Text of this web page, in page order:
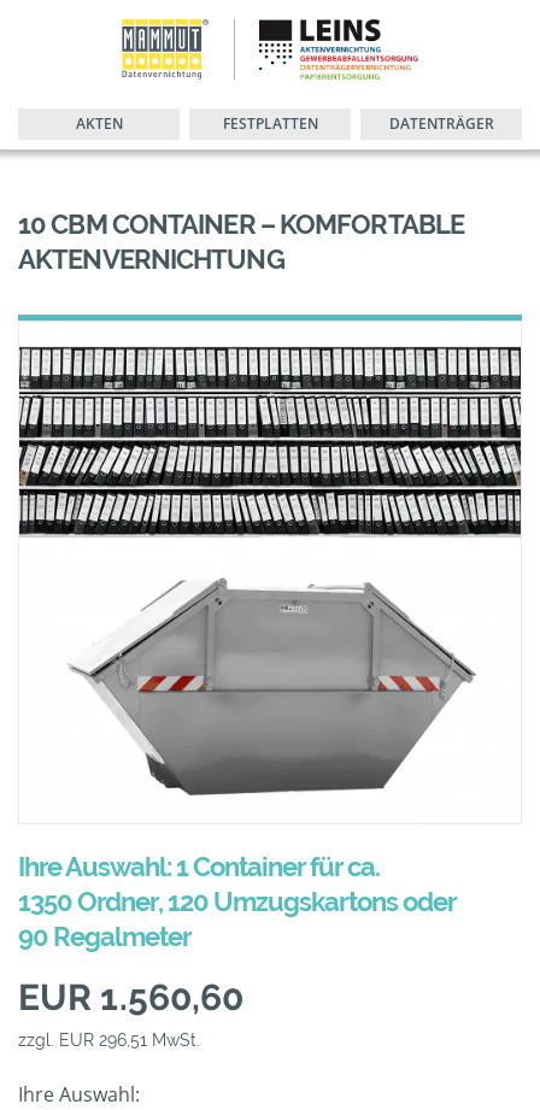
AKTEN FESTPLATTEN DATENTRÄGER
10 CBM CONTAINER – KOMFORTABLE
AKTENVERNICHTUNG
Ihre Auswahl: 1 Container für ca.
1350 Ordner, 120 Umzugskartons oder
90 Regalmeter
EUR 1.560,60
zzgl. EUR 296,51 MwSt.
Ihre Auswahl: